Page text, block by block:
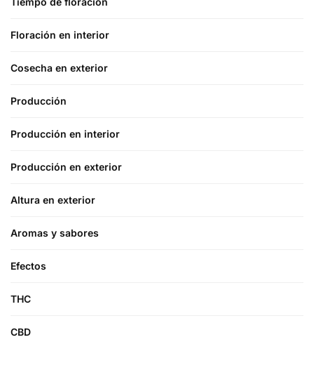
Floración en interior
Cosecha en exterior
Producción
Producción en interior
Producción en exterior
Altura en exterior
Aromas y sabores
Efectos
THC
CBD